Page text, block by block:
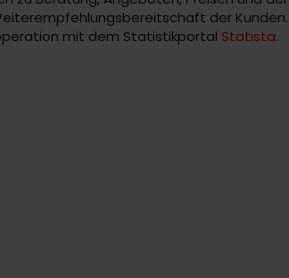
der Kunden.
mit dem Statistikportal Statista.